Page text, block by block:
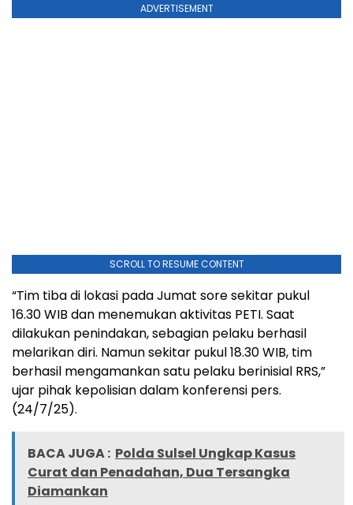
ADVERTISEMENT
SCROLL TO RESUME CONTENT
“Tim tiba di lokasi pada Jumat sore sekitar pukul
16.30 WIB dan menemukan aktivitas PETI. Saat
dilakukan penindakan, sebagian pelaku berhasil
melarikan diri. Namun sekitar pukul 18.30 WIB, tim
berhasil mengamankan satu pelaku berinisial RRS,”
ujar pihak kepolisian dalam konferensi pers.
(24/7/25).
BACA JUGA : Polda Sulsel Ungkap Kasus
Curat dan Penadahan, Dua Tersangka
Diamankan